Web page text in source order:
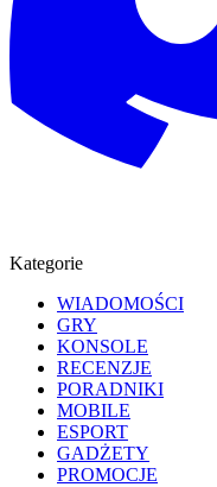
Kategorie
WIADOMOŚCI
GRY
KONSOLE
RECENZJE
PORADNIKI
MOBILE
ESPORT
GADŻETY
PROMOCJE